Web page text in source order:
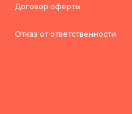
Договор оферты
Отказ от ответственности